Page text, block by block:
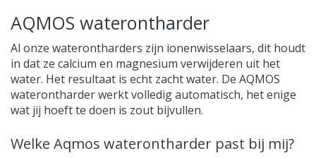
AQMOS waterontharder
Al onze waterontharders zijn ionenwisselaars, dit houdt
in dat ze calcium en magnesium verwijderen uit het
water. Het resultaat is echt zacht water. De AQMOS
waterontharder werkt volledig automatisch, het enige
wat jij hoeft te doen is zout bijvullen.
Welke Aqmos waterontharder past bij mij?